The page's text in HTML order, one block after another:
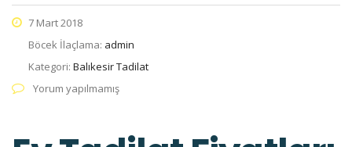
7 Mart 2018
Böcek İlaçlama: admin
Kategori: Balıkesir Tadilat
Yorum yapılmamış